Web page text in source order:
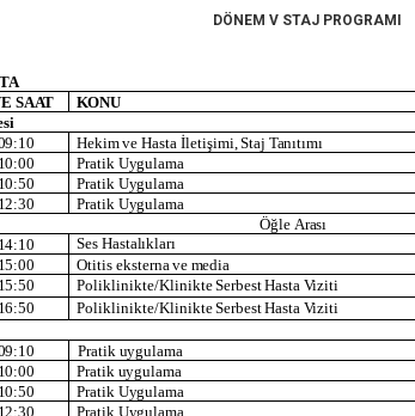
DÖNEM V STAJ PROGRAMI
SAAT KONU
Hekimve Hasta İletişimi, Staj Tanıtımı
Pratik Uygulama
Pratik Uygulama
Pratik Uygulama
Öğle Arası
Ses Hastalıkları
Otitis eksterna ve media
Poliklinikte/KlinikteSerbestHasta Viziti
Poliklinikte/KlinikteSerbestHasta Viziti
Pratik uygulama
Pratik uygulama
Pratik Uygulama
Pratik Uygulama